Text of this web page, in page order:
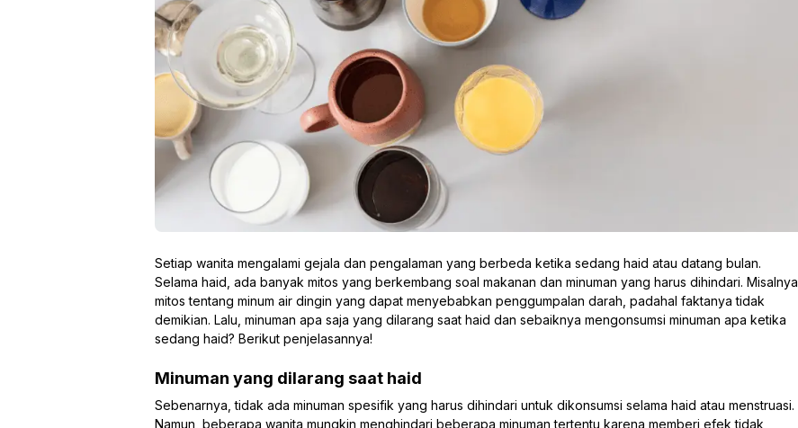
Setiap wanita mengalami gejala dan pengalaman yang berbeda ketika sedang haid atau datang bulan.
Selama haid, ada banyak mitos yang berkembang soal makanan dan minuman yang harus dihindari. Misalnya,
mitos tentang minum air dingin yang dapat menyebabkan penggumpalan darah, padahal faktanya tidak
demikian. Lalu, minuman apa saja yang dilarang saat haid dan sebaiknya mengonsumsi minuman apa ketika
sedang haid? Berikut penjelasannya!
Minuman yang dilarang saat haid
Sebenarnya, tidak ada minuman spesifik yang harus dihindari untuk dikonsumsi selama haid atau menstruasi.
Namun, beberapa wanita mungkin menghindari beberapa minuman tertentu karena memberi efek tidak